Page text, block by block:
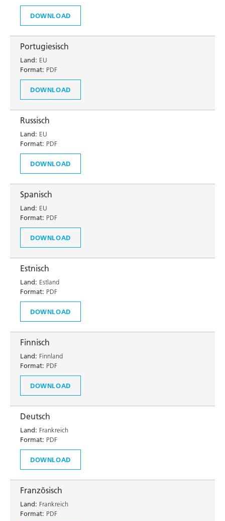
DOWNLOAD
Portugiesisch
Land: EU
Format: PDF
DOWNLOAD
Russisch
Land: EU
Format: PDF
DOWNLOAD
Spanisch
Land: EU
Format: PDF
DOWNLOAD
Estnisch
Land: Estland
Format: PDF
DOWNLOAD
Finnisch
Land: Finnland
Format: PDF
DOWNLOAD
Deutsch
Land: Frankreich
Format: PDF
DOWNLOAD
Französisch
Land: Frankreich
Format: PDF